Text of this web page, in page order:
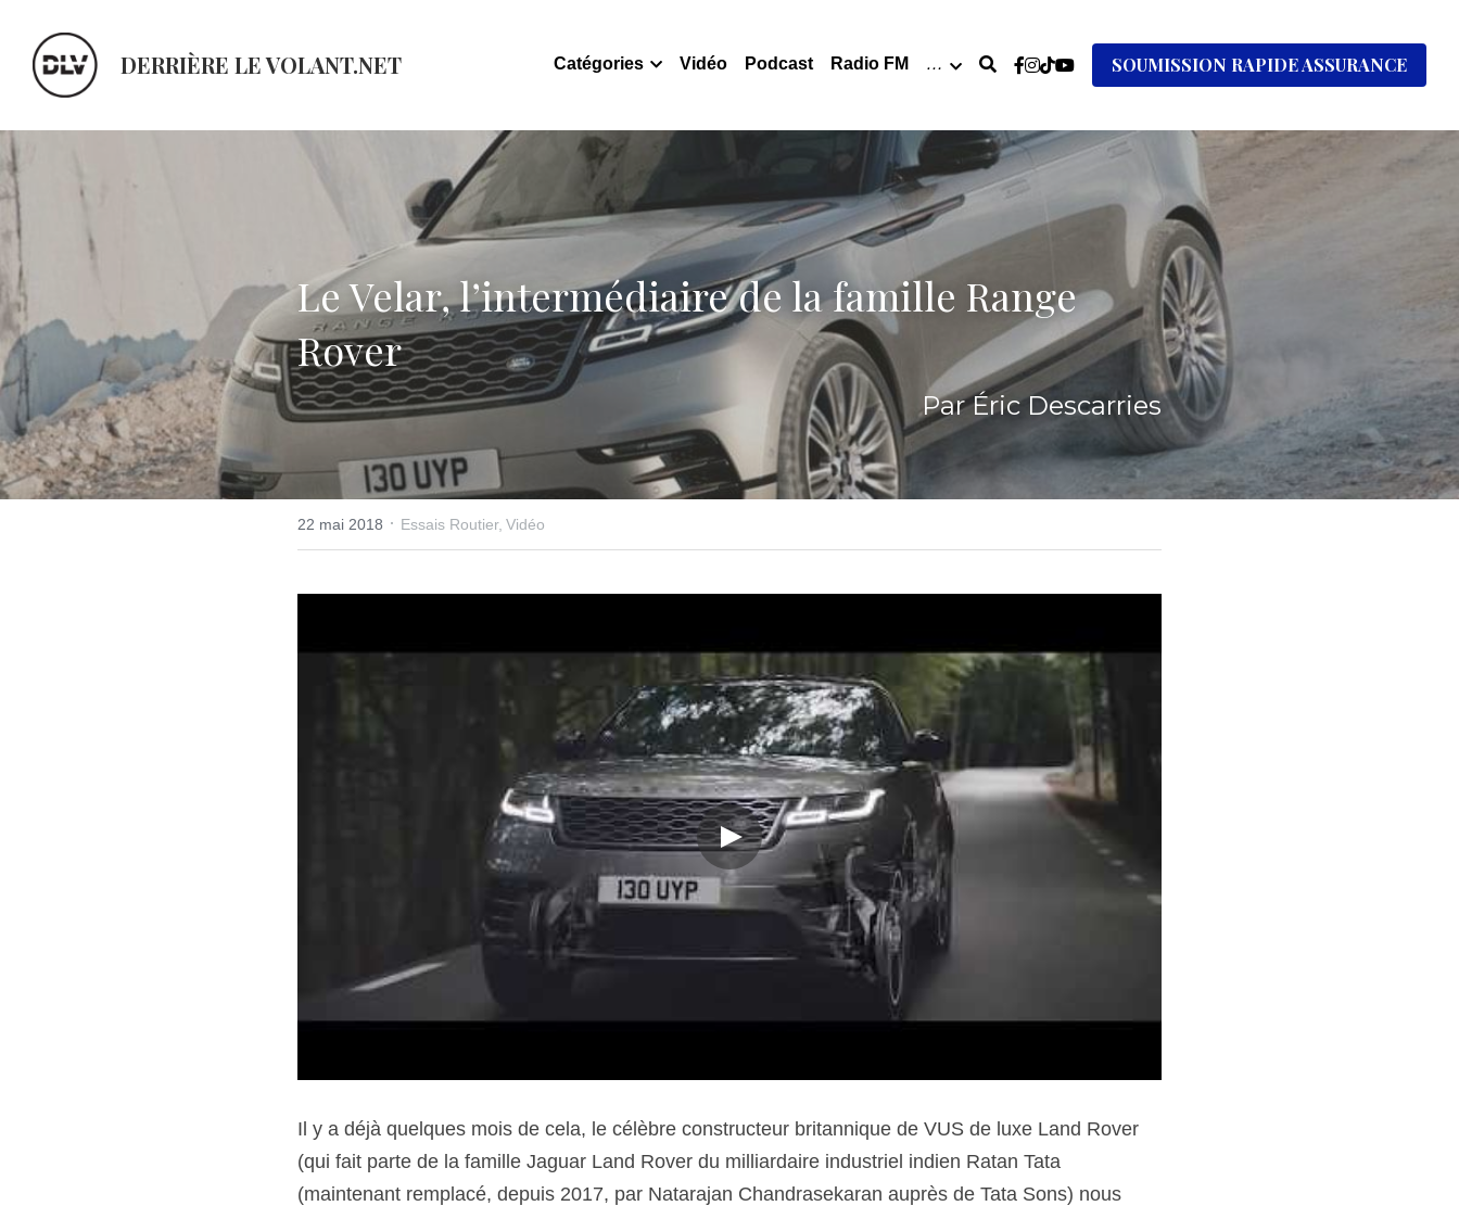
DERRIÈRE LE VOLANT.NET Catégories Vidéo Podcast Radio FM … SOUMISSION RAPIDE ASSURANCE
Le Velar, l’intermédiaire de la famille Range
Rover
Par Éric Descarries
22 mai 2018 · Essais Routier, Vidéo
Il y a déjà quelques mois de cela, le célèbre constructeur britannique de VUS de luxe Land Rover
(qui fait parte de la famille Jaguar Land Rover du milliardaire industriel indien Ratan Tata
(maintenant remplacé, depuis 2017, par Natarajan Chandrasekaran auprès de Tata Sons) nous